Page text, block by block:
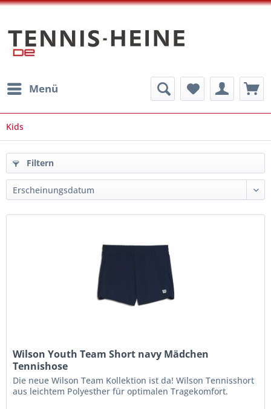
Menü
Kids
Filtern
Wilson Youth Team Short navy Mädchen
Tennishose
Die neue Wilson Team Kollektion ist da! Wilson Tennisshort
aus leichtem Polyesther für optimalen Tragekomfort.